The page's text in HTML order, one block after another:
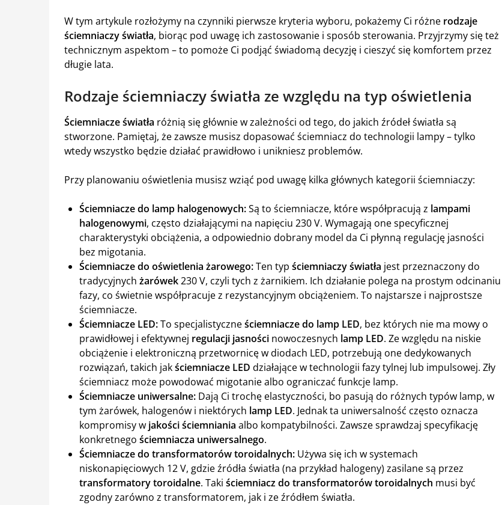
W tym artykule rozłożymy na czynniki pierwsze kryteria wyboru, pokażemy Ci różne rodzaje
ściemniaczy światła, biorąc pod uwagę ich zastosowanie i sposób sterowania. Przyjrzymy się też
technicznym aspektom – to pomoże Ci podjąć świadomą decyzję i cieszyć się komfortem przez
długie lata.
Rodzaje ściemniaczy światła ze względu na typ oświetlenia
Ściemniacze światła różnią się głównie w zależności od tego, do jakich źródeł światła są
stworzone. Pamiętaj, że zawsze musisz dopasować ściemniacz do technologii lampy – tylko
wtedy wszystko będzie działać prawidłowo i unikniesz problemów.
Przy planowaniu oświetlenia musisz wziąć pod uwagę kilka głównych kategorii ściemniaczy:
Ściemniacze do lamp halogenowych:Są to ściemniacze, które współpracują z lampami
halogenowymi, często działającymi na napięciu 230 V. Wymagają one specyficznej
charakterystyki obciążenia, a odpowiednio dobrany model da Ci płynną regulację jasności
bez migotania.
Ściemniacze do oświetlenia żarowego:Ten typ ściemniaczy światła jest przeznaczony do
tradycyjnych żarówek230 V, czyli tych z żarnikiem. Ich działanie polega na prostym odcinaniu
fazy, co świetnie współpracuje z rezystancyjnym obciążeniem. To najstarsze i najprostsze
ściemniacze.
Ściemniacze LED:To specjalistyczneściemniacze do lamp LED, bez których nie ma mowy o
prawidłowej i efektywnej regulacji jasności nowoczesnych lamp LED. Ze względu na niskie
obciążenie i elektroniczną przetwornicę w diodach LED, potrzebują one dedykowanych
rozwiązań, takich jakściemniacze LED działające w technologii fazy tylnej lub impulsowej. Zły
ściemniacz może powodować migotanie albo ograniczać funkcje lamp.
Ściemniacze uniwersalne: Dają Ci trochę elastyczności, bo pasują do różnych typów lamp, w
tym żarówek, halogenów i niektórych lamp LED. Jednak ta uniwersalność często oznacza
kompromisy w jakości ściemniania albo kompatybilności. Zawsze sprawdzaj specyfikację
konkretnego ściemniacza uniwersalnego.
Ściemniacze do transformatorów toroidalnych: Używa się ich w systemach
niskonapięciowych 12 V, gdzie źródła światła (na przykład halogeny) zasilane są przez
transformatory toroidalne. Taki ściemniacz do transformatorów toroidalnych musi być
zgodny zarówno z transformatorem, jak i ze źródłem światła.